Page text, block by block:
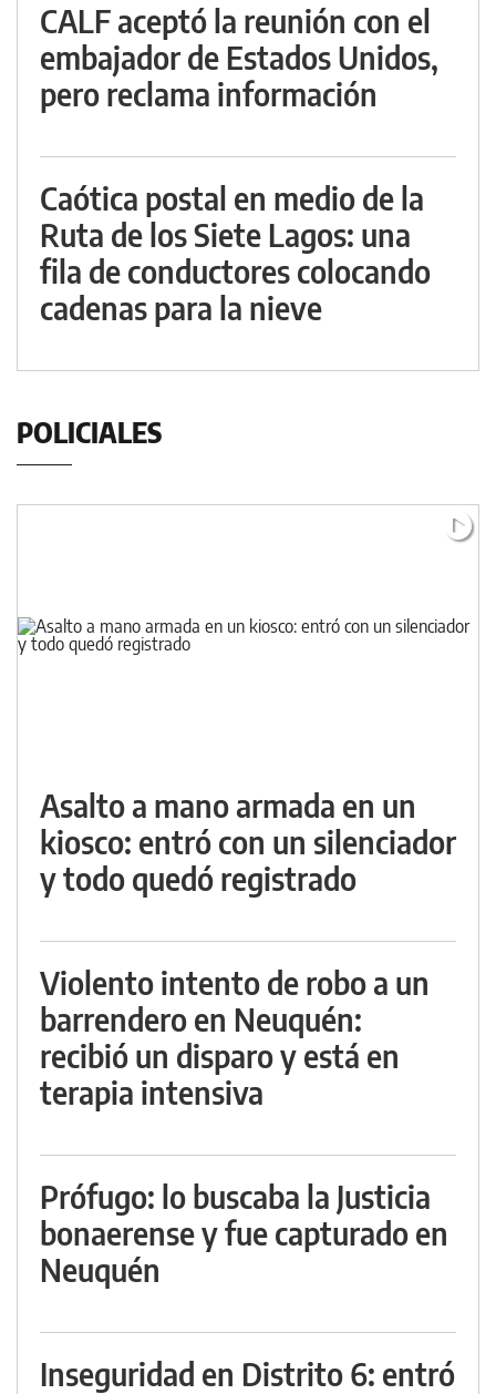
CALF aceptó la reunión con el
embajador de Estados Unidos,
pero reclama información
Caótica postal en medio de la
Ruta de los Siete Lagos: una
fila de conductores colocando
cadenas para la nieve
POLICIALES
Asalto a mano armada en un
kiosco: entró con un silenciador
y todo quedó registrado
Violento intento de robo a un
barrendero en Neuquén:
recibió un disparo y está en
terapia intensiva
Prófugo: lo buscaba la Justicia
bonaerense y fue capturado en
Neuquén
Inseguridad en Distrito 6: entró